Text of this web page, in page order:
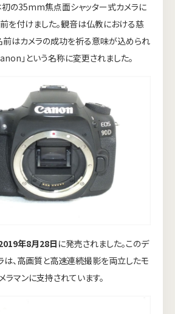
の35mm焦点面シャッター式カメラに
を付けました。観音は仏教における慈
前はカメラの成功を祈る意味が込められ
」という名称に変更されました。
年8月28日 に発売されました。このデ
は、高画質と高速連続撮影を両立したモ
ラマンに支持されています。